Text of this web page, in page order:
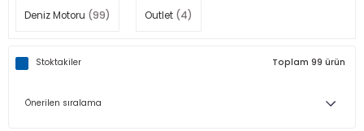
Deniz Motoru (99) Outlet (4)
Stoktakiler Toplam 99 ürün